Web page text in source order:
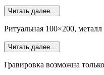
Читать далее...
Ритуальная 100×200,
Читать далее...
Гравировка возможна